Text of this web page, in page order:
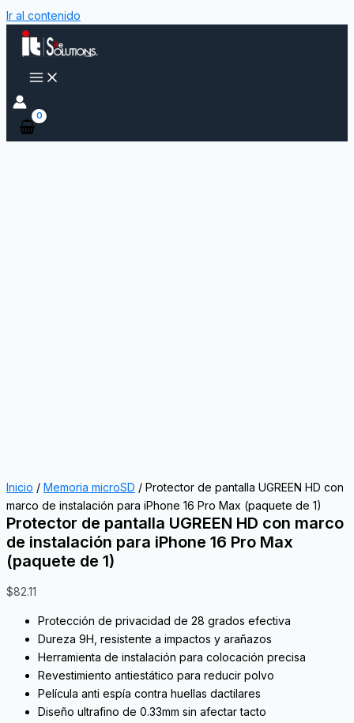
Ir al contenido
Inicio / Memoria microSD / Protector de pantalla UGREEN HD con
marco de instalación para iPhone 16 Pro Max (paquete de 1)
Protector de pantalla UGREEN HD con marco
de instalación para iPhone 16 Pro Max
(paquete de 1)
$82.11
Protección de privacidad de 28 grados efectiva
Dureza 9H, resistente a impactos y arañazos
Herramienta de instalación para colocación precisa
Revestimiento antiestático para reducir polvo
Película anti espía contra huellas dactilares
Diseño ultrafino de 0.33mm sin afectar tacto